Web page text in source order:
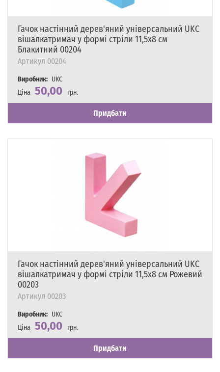
Гачок настінний дерев'яний універсальний UKC
вішалкатримач у формі стріли 11,5х8 см
Блакитний 00204
Артикул 00204
Виробник: UKC
Ціна 50,00
грн.
Наявність
Є в наявності
Придбати
Гачок настінний дерев'яний універсальний UKC
вішалкатримач у формі стріли 11,5х8 см Рожевий
00203
Артикул 00203
Виробник: UKC
Ціна 50,00
грн.
Наявність
Є в наявності
Придбати